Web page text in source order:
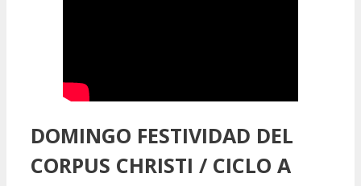
DOMINGO FESTIVIDAD DEL
CORPUS CHRISTI / CICLO A